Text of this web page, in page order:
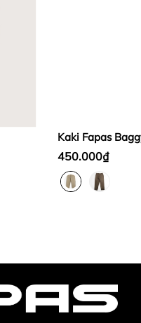
hàng đã đặt
bằng mắt thường
Kaki Fapas
450.000₫